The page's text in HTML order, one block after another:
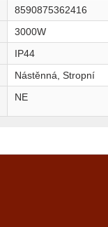
8590875362416
3000W
IP44
Nástěnná, Stropní
NE